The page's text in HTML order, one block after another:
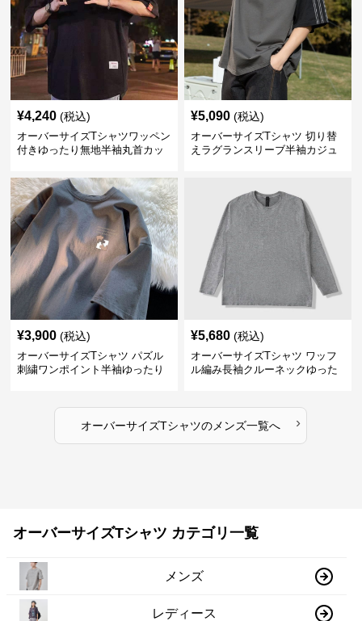
¥4,240 (税込)
オーバーサイズTシャツワッペン
付きゆったり無地半袖丸首カッ
¥5,090 (税込)
オーバーサイズTシャツ 切り替
えラグランスリーブ半袖カジュ
¥3,900 (税込)
オーバーサイズTシャツ パズル
刺繍ワンポイント半袖ゆったり
¥5,680 (税込)
オーバーサイズTシャツ ワッフ
ル編み長袖クルーネックゆった
オーバーサイズTシャツの メンズ一覧へ ›
オーバーサイズTシャツ カテゴリ一覧
メンズ
レディース